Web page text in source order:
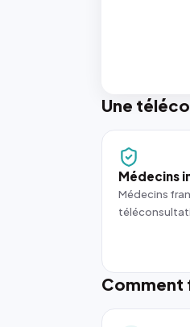
Une
Médecins
Médecins
Comment